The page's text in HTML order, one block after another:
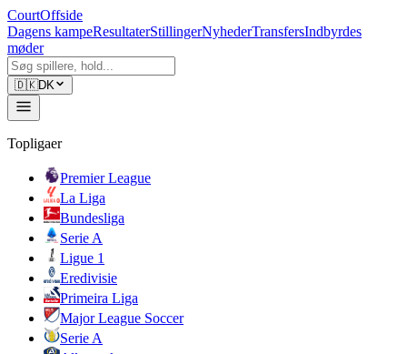
CourtOffside
Dagens kampeResultaterStillingerNyhederTransfersIndbyrdes
møder
🇩🇰DK
Topligaer
Premier League
La Liga
Bundesliga
Serie A
Ligue 1
Eredivisie
Primeira Liga
Major League Soccer
Serie A